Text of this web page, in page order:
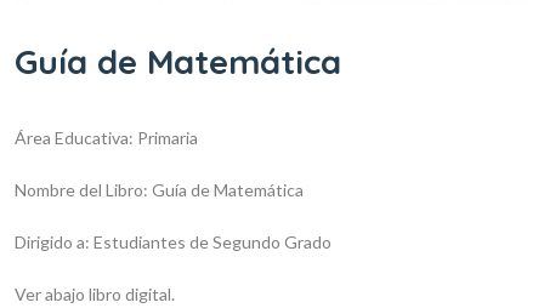
Guía de Matemática
Área Educativa: Primaria
Nombre del Libro: Guía de Matemática
Dirigido a: Estudiantes de Segundo Grado
Ver abajo libro digital.